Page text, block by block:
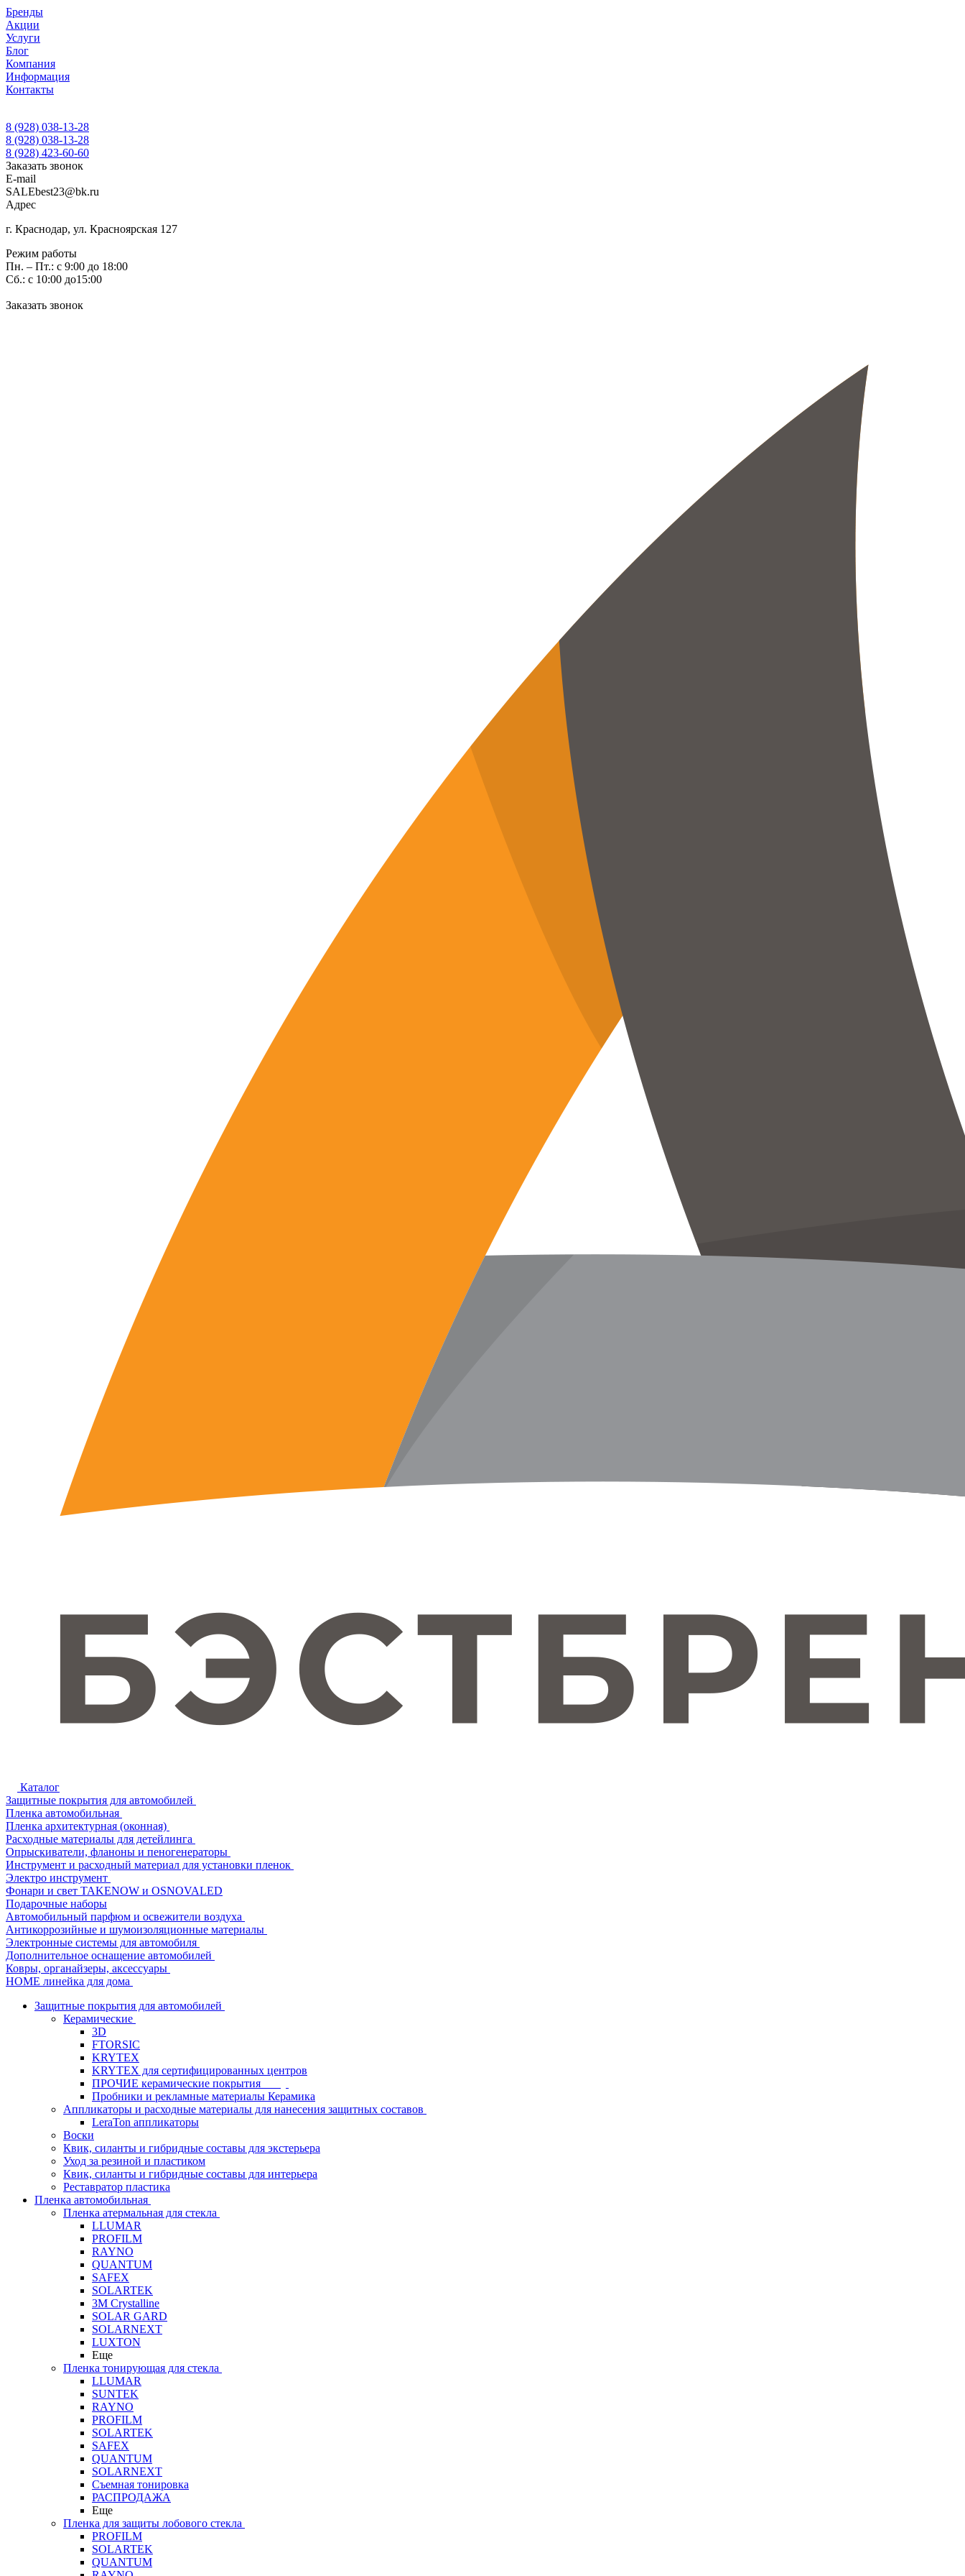
Бренды
Акции
Услуги
Блог
Компания
Информация
Контакты
8 (928) 038-13-28
8 (928) 038-13-28
8 (928) 423-60-60
Заказать звонок
E-mail
SALEbest23@bk.ru
Адрес
г. Краснодар, ул. Красноярская 127
Режим работы
Пн. – Пт.: с 9:00 до 18:00
Сб.: с 10:00 до15:00
Заказать звонок
Каталог
Защитные покрытия для автомобилей
Пленка автомобильная
Пленка архитектурная (оконная)
Расходные материалы для детейлинга
Опрыскиватели, фланоны и пеногенераторы
Инструмент и расходный материал для установки пленок
Электро инструмент
Фонари и свет TAKENOW и OSNOVALED
Подарочные наборы
Автомобильный парфюм и освежители воздуха
Антикоррозийные и шумоизоляционные материалы
Электронные системы для автомобиля
Дополнительное оснащение автомобилей
Ковры, органайзеры, аксессуары
HOME линейка для дома
Защитные покрытия для автомобилей
Керамические
3D
FTORSIC
KRYTEX
KRYTEX для сертифицированных центров
ПРОЧИЕ керамические покрытия
Пробники и рекламные материалы Керамика
Аппликаторы и расходные материалы для нанесения защитных составов
LeraTon аппликаторы
Воски
Квик, силанты и гибридные составы для экстерьера
Уход за резиной и пластиком
Квик, силанты и гибридные составы для интерьера
Реставратор пластика
Пленка автомобильная
Пленка атермальная для стекла
LLUMAR
PROFILM
RAYNO
QUANTUM
SAFEX
SOLARTEK
3M Crystalline
SOLAR GARD
SOLARNEXT
LUXTON
Еще
Пленка тонирующая для стекла
LLUMAR
SUNTEK
RAYNO
PROFILM
SOLARTEK
SAFEX
QUANTUM
SOLARNEXT
Съемная тонировка
РАСПРОДАЖА
Еще
Пленка для защиты лобового стекла
PROFILM
SOLARTEK
QUANTUM